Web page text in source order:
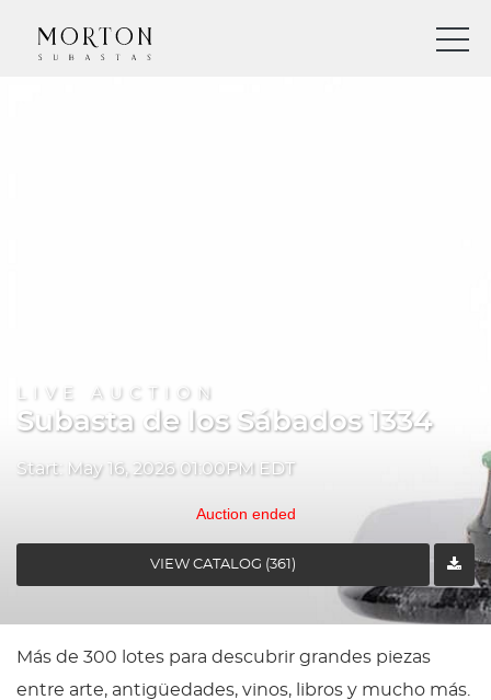
LIVE AUCTION
Subasta de los Sábados 1334
Start: May 16, 2026 01:00PM EDT
Auction ended
VIEW CATALOG (361)
Más de 300 lotes para descubrir grandes piezas
entre arte, antigüedades, vinos, libros y mucho más.